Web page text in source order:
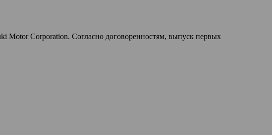
Motor Corporation. Согласно договоренностям, выпуск первых